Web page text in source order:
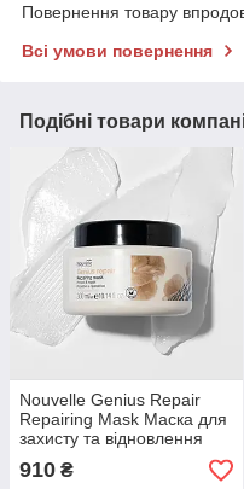
Повернення товару
Всі умови повернення
Подібні товари
Nouvelle Genius Repair
Repairing Mask Маска для
захисту та відновлення
волосся 300 мл.
910 ₴